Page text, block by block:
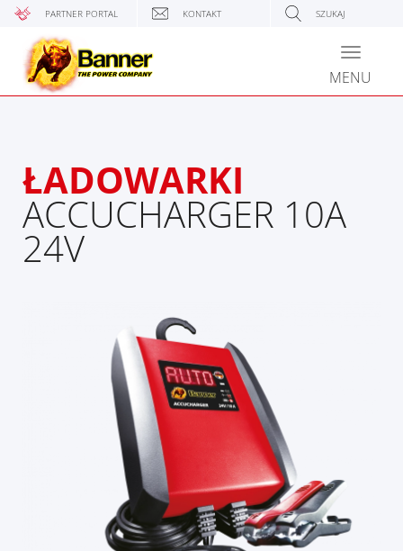
PARTNER PORTAL KONTAKT SZUKAJ
Toggle
MENU
ŁADOWARKI
ACCUCHARGER 10A
24V